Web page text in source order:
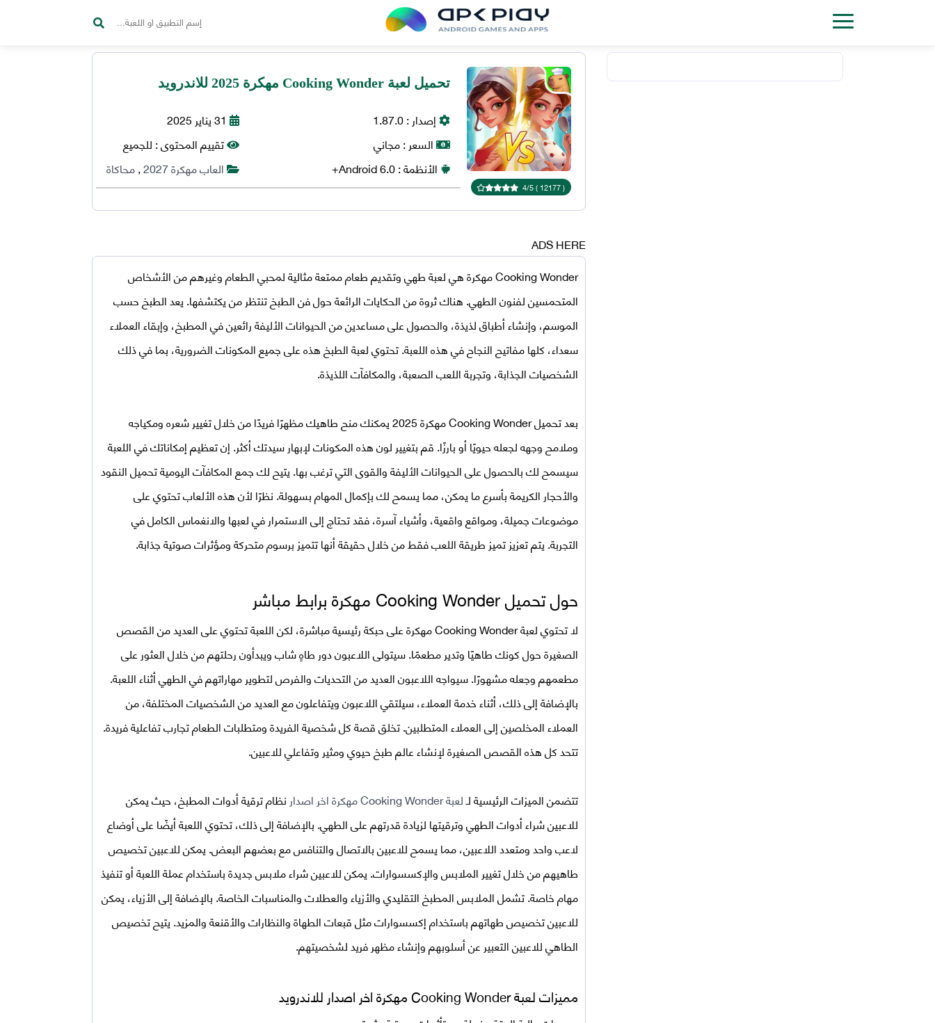
تحميل لعبة Cooking Wonder مهكرة 2025 للاندرويد
إصدار :1.87.0
السعر :مجاني
الأنظمة :
Android6.0+
31 يناير 2025
تقييم المحتوى :للجميع
العاب مهكرة 2027
,محاكاة
(
12177
)
4/5
ADS HERE
Cooking Wonder مهكرة
هي لعبة طهي وتقديم طعام ممتعة مثالية لمحبي الطعام وغيرهم من الأشخاص
المتحمسين لفنون الطهي. هناك ثروة من الحكايات الرائعة حول فن الطبخ تنتظر من يكتشفها. يعد الطبخ حسب
الموسم، وإنشاء أطباق لذيذة، والحصول على مساعدين من الحيوانات الأليفة رائعين في المطبخ، وإبقاء العملاء
سعداء، كلها مفاتيح النجاح في هذه اللعبة. تحتوي لعبة الطبخ هذه على جميع المكونات الضرورية، بما في ذلك
الشخصيات الجذابة، وتجربة اللعب الصعبة، والمكافآت اللذيذة.
بعدتحميلCooking Wonder مهكرة 2025
يمكنك منح طاهيك مظهرًا فريدًا من خلال تغيير شعره ومكياجه
وملامح وجهه لجعله حيويًا أو بارزًا. قم بتغيير لون هذه المكونات لإبهار سيدتك أكثر. إن تعظيم إمكاناتك في اللعبة
سيسمح لك بالحصول على الحيوانات الأليفة والقوى التي ترغب بها. يتيح لك جمع المكافآت اليومية تحميل النقود
والأحجار الكريمة بأسرع ما يمكن، مما يسمح لك بإكمال المهام بسهولة. نظرًا لأن هذه الألعاب تحتوي على
موضوعات جميلة، ومواقع واقعية، وأشياء آسرة، فقد تحتاج إلى الاستمرار في لعبها والانغماس الكامل في
التجربة. يتم تعزيز تميز طريقة اللعب فقط من خلال حقيقة أنها تتميز برسوم متحركة ومؤثرات صوتية جذابة.
حول تحميلCooking Wonder مهكرة برابط مباشر
لا تحتويلعبةCooking Wonder مهكرة
على حبكة رئيسية مباشرة، لكن اللعبة تحتوي على العديد من القصص
الصغيرة حول كونك طاهيًا وتدير مطعمًا. سيتولى اللاعبون دور طاهٍ شاب ويبدأون رحلتهم من خلال العثور على
مطعمهم وجعله مشهورًا. سيواجه اللاعبون العديد من التحديات والفرص لتطوير مهاراتهم في الطهي أثناء اللعبة.
بالإضافة إلى ذلك، أثناء خدمة العملاء، سيلتقي اللاعبون ويتفاعلون مع العديد من الشخصيات المختلفة، من
العملاء المخلصين إلى العملاء المتطلبين. تخلق قصة كل شخصية الفريدة ومتطلبات الطعام تجارب تفاعلية فريدة.
تتحد كل هذه القصص الصغيرة لإنشاء عالم طبخ حيوي ومثير وتفاعلي للاعبين.
تتضمن الميزات الرئيسية لـلعبةCooking Wonder مهكرة اخر اصدار
نظام ترقية أدوات المطبخ، حيث يمكن
للاعبين شراء أدوات الطهي وترقيتها لزيادة قدرتهم على الطهي. بالإضافة إلى ذلك، تحتوي اللعبة أيضًا على أوضاع
لاعب واحد ومتعدد اللاعبين، مما يسمح للاعبين بالاتصال والتنافس مع بعضهم البعض. يمكن للاعبين تخصيص
طاهيهم من خلال تغيير الملابس والإكسسوارات. يمكن للاعبين شراء ملابس جديدة باستخدام عملة اللعبة أو تنفيذ
مهام خاصة. تشمل الملابس المطبخ التقليدي والأزياء والعطلات والمناسبات الخاصة. بالإضافة إلى الأزياء، يمكن
للاعبين تخصيص طهاتهم باستخدام إكسسوارات مثل قبعات الطهاة والنظارات والأقنعة والمزيد. يتيح تخصيص
الطاهي للاعبين التعبير عن أسلوبهم وإنشاء مظهر فريد لشخصيتهم.
مميزات لعبةCooking Wonder مهكرة اخر اصدار للاندرويد